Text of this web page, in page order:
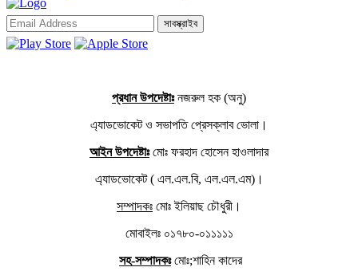
সাবস্ক্রাইব
প্রধান উপদেষ্টাঃনজরুল হক (অনু)
এ্যাডভোকেট ও সভাপতি প্রেসক্লাব ভোলা।
আইন উপদেষ্টাঃমোঃ ফরহাদ হোসেন হাওলাদার
এ্যাডভোকেট ( এল.এল.বি, এল.এল.এম)।
সম্পাদকঃ মোঃ ইলিয়াছ চৌধুরী।
মোবাইলঃ ০১৭৮০-০১১১১১
সহ-সম্পাদকঃমোঃ;শাহিন কাদের